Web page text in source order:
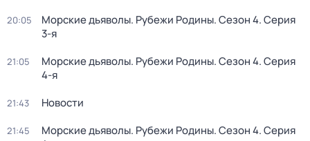
20:05 Морские дьяволы. Рубежи Родины. Сезон 4. Серия
3-я
21:05 Морские дьяволы. Рубежи Родины. Сезон 4. Серия
4-я
21:43 Новости
21:45 Морские дьяволы. Рубежи Родины. Сезон 4. Серия